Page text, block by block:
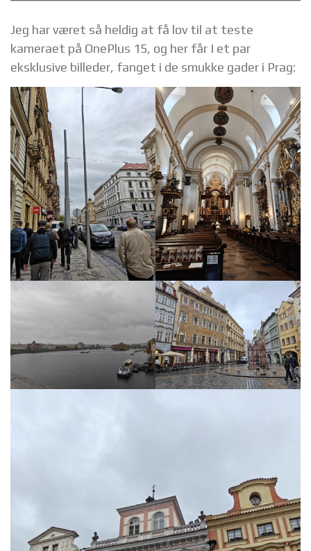
Jeg har været så heldig at få lov til at teste
kameraet på OnePlus 15, og her får I et par
eksklusive billeder, fanget i de smukke gader i Prag: